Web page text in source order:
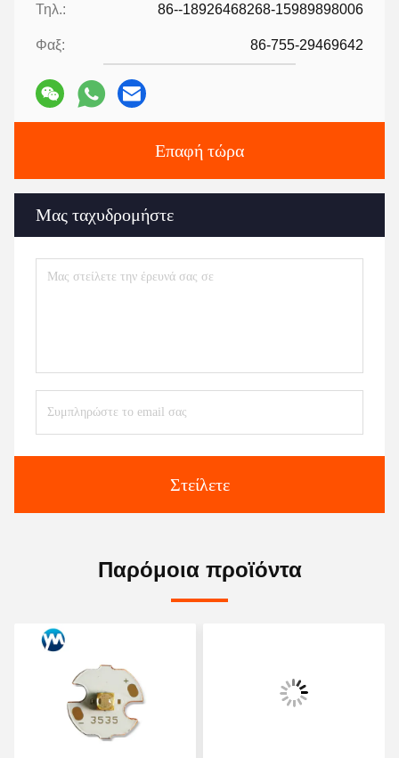
Τηλ.: 86--18926468268-15989898006
Φαξ: 86-755-29469642
Επαφή τώρα
Μας ταχυδρομήστε
Στείλετε
Παρόμοια προϊόντα